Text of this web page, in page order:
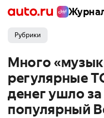
Рубрики
Много
регулярные
денег ушло за
популярный